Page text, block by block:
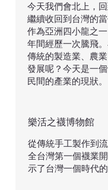
今天我們會北上，
繼續收回到台灣的當
作為亞洲四小龍之
年間經歷一次騰飛
傳統的製造業、農
發展呢？今天是一
民間的產業的現狀。
從傳統手工製作到
全台灣第一個襪業
示了台灣一個時代
樂活之襪博物館